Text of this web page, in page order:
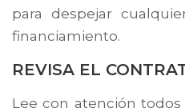
para despejar
financiamiento.
REVISA EL
Lee con atención